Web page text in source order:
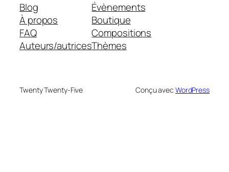
Blog
À propos
FAQ
Auteurs/autrices
Évènements
Boutique
Compositions
Thèmes
Twenty Twenty-Five Conçu avec WordPress